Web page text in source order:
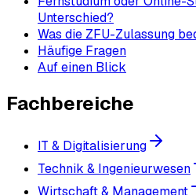
Unterschied?
Was die ZFU-Zulassung
Häufige Fragen
Auf einen Blick
Fachbereiche
IT & Digitalisierung
Technik & Ingenieurwesen
Wirtschaft & Management